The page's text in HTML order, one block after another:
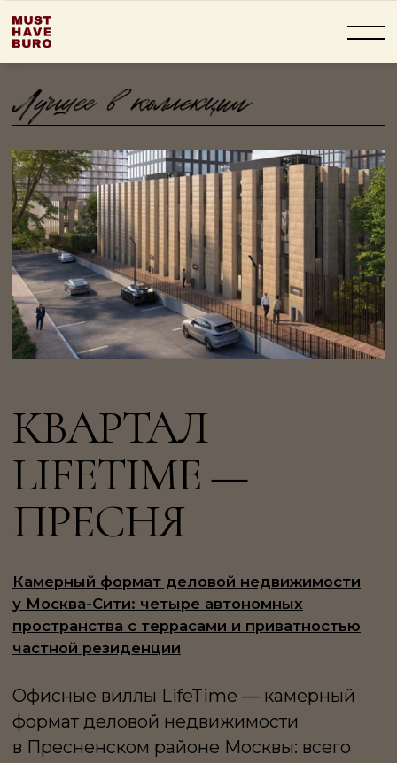
КВАРТАЛ
LIFETIME —
ПРЕСНЯ
формат деловой недвижимости
в Пресненском районе Москвы: всего
самостоятельное пространство для
работы и представительства компании.
Проект ориентирован на приватность,
статус и индивидуальный сценарий
Комплекс расположен на улице Сергея
Макеева — в динамичной части Пресни
с удобным доступом к ключевым
деловым кластерам. Близость Москва-
Камерный формат деловой недвижимости
у Москва-Сити: четыре автономных
пространства с террасами и приватностью
частной резиденции